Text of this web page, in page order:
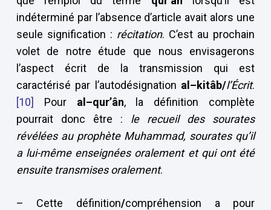
indéterminé par l’absence d’article avait alors une
seule signification : récitation. C’est au prochain
volet de notre étude que nous envisagerons
l’aspect écrit de la transmission qui est
caractérisé par l’autodésignation al–kitâb/l’Écrit.
[10]
Pour al–qur’ân, la définition complète
pourrait donc être : le recueil des sourates
révélées au prophète Muhammad, sourates qu’il
a lui-même enseignées oralement et qui ont été
ensuite transmises oralement.
– Cette définition/compréhension a pour